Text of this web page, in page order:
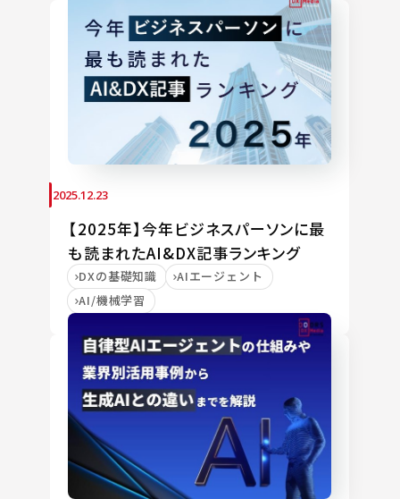
2025.12.23
【2025年】今年ビジネスパーソンに最
も読まれたAI&DX記事ランキング
DXの基礎知識
AIエージェント
AI/機械学習